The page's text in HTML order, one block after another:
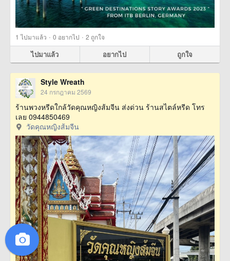
1 ไปมาแล้ว · 0 อยากไป · 2 ถูกใจ
ไปมาแล้ว อยากไป ถูกใจ
Style Wreath
24 กรกฎาคม 2569
ร้านพวงหรีดใกล้วัดคุณหญิงส้มจีน ส่งด่วน ร้านสไตล์หรีด โทร
เลย 0944850469
วัดคุณหญิงส้มจีน